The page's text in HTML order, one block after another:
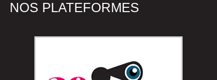
NOS PLATEFORMES